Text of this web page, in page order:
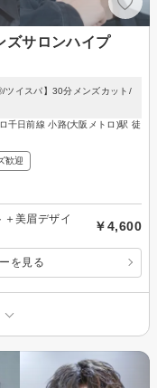
ズサロンハイプ
ツイスパ】30分メンズカット/
千日前線 小路(大阪メトロ)駅 徒
歓迎
＋美眉デザイ
￥4,600
を見る